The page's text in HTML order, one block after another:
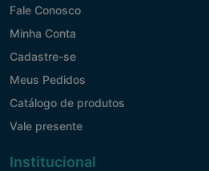
Fale Conosco
Minha Conta
Cadastre-se
Meus Pedidos
Catálogo de produtos
Vale presente
Institucional